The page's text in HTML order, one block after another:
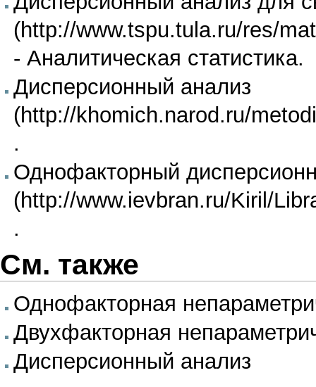
- Аналитическая статистика.
Дисперсионный анализ
.
Однофакторный
.
См. также
Однофакторная
Двухфакторная
Дисперсионный анализ